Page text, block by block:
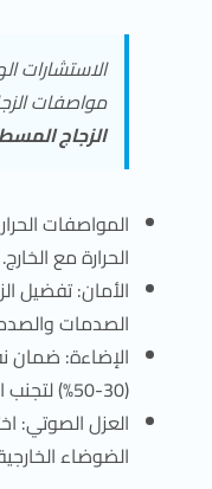
الاستشارات
مواصفات
الزجاج
المواصفات
الحرارة مع الخارج.
الأمان: تفضيل
الصدمات
الإضاءة: ضمان
(30-50%) لتجنب الوهج.
العزل الصوتي:
الضوضاء